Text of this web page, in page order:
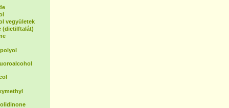
vegyületek
(dietilftalát)